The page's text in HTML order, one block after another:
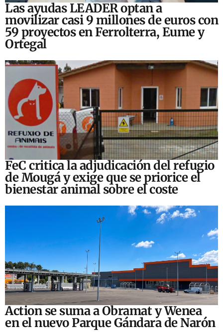
Las ayudas LEADER optan a
movilizar casi 9 millones de euros con
59 proyectos en Ferrolterra, Eume y
Ortegal
FeC critica la adjudicación del refugio
de Mougá y exige que se priorice el
bienestar animal sobre el coste
Action se suma a Obramat y Wenea
en el nuevo Parque Gándara de Narón